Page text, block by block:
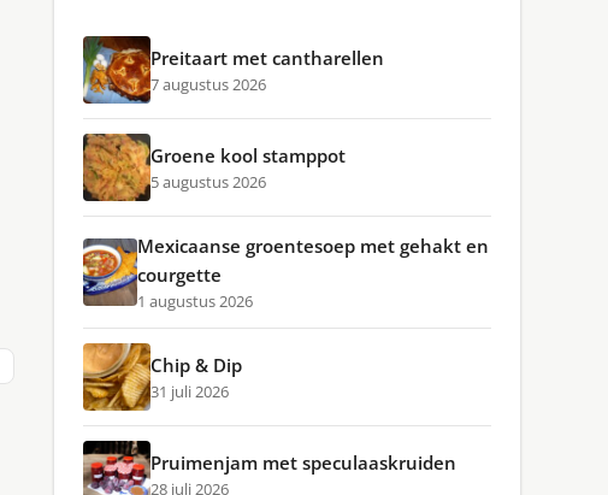
Preitaart met cantharellen
7 augustus 2026
Groene kool stamppot
5 augustus 2026
Mexicaanse groentesoep met gehakt en
courgette
1 augustus 2026
Chip & Dip
31 juli 2026
Pruimenjam met speculaaskruiden
28 juli 2026